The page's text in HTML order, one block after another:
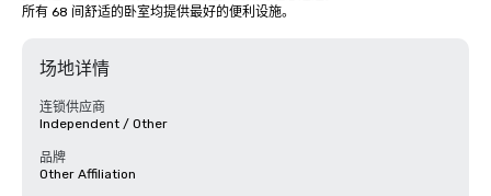
所有 68 间舒适的卧室均提供最好的便利设施。
场地详情
连锁供应商
Independent / Other
品牌
Other Affiliation